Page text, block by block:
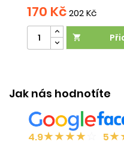
170 Kč202 Kč

Jak nás hodnotíte
4.9★★★★ 5★